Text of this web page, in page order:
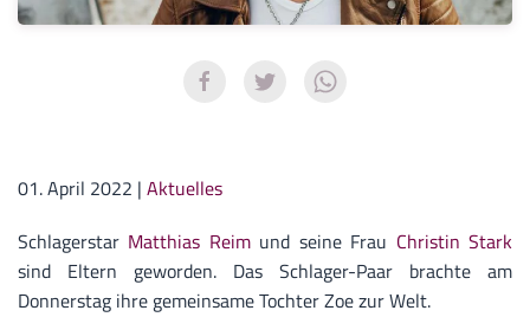
01. April 2022 | Aktuelles
Schlagerstar Matthias Reimund seine Frau Christin Stark
sind Eltern geworden. Das Schlager-Paar brachte am
Donnerstag ihre gemeinsame Tochter Zoe zur Welt.